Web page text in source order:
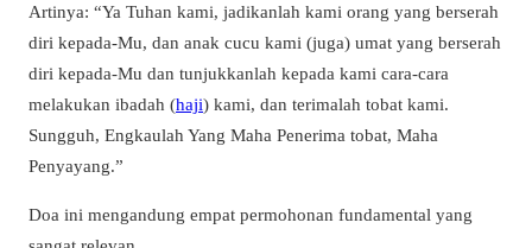
Artinya: “Ya Tuhan kami, jadikanlah kami orang yang berserah
diri kepada-Mu, dan anak cucu kami (juga) umat yang berserah
diri kepada-Mu dan tunjukkanlah kepada kami cara-cara
melakukan ibadah (haji) kami, dan terimalah tobat kami.
Sungguh, Engkaulah Yang Maha Penerima tobat, Maha
Penyayang.”
Doa ini mengandung empat permohonan fundamental yang